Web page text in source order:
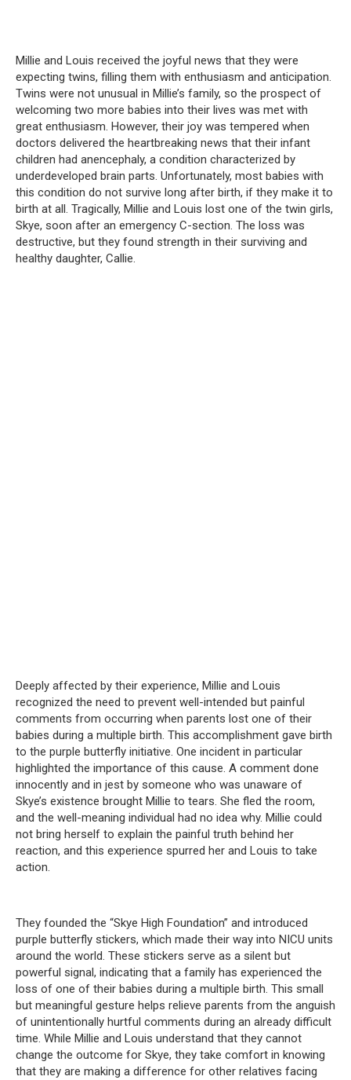
Millie and Louis received the joyful news that they were
expecting twins, filling them with enthusiasm and anticipation.
Twins were not unusual in Millie’s family, so the prospect of
welcoming two more babies into their lives was met with
great enthusiasm. However, their joy was tempered when
doctors delivered the heartbreaking news that their infant
children had anencephaly, a condition characterized by
underdeveloped brain parts. Unfortunately, most babies with
this condition do not survive long after birth, if they make it to
birth at all. Tragically, Millie and Louis lost one of the twin girls,
Skye, soon after an emergency C-section. The loss was
destructive, but they found strength in their surviving and
healthy daughter, Callie.
Deeply affected by their experience, Millie and Louis
recognized the need to prevent well-intended but painful
comments from occurring when parents lost one of their
babies during a multiple birth. This accomplishment gave birth
to the purple butterfly initiative. One incident in particular
highlighted the importance of this cause. A comment done
innocently and in jest by someone who was unaware of
Skye’s existence brought Millie to tears. She fled the room,
and the well-meaning individual had no idea why. Millie could
not bring herself to explain the painful truth behind her
reaction, and this experience spurred her and Louis to take
action.
They founded the “Skye High Foundation” and introduced
purple butterfly stickers, which made their way into NICU units
around the world. These stickers serve as a silent but
powerful signal, indicating that a family has experienced the
loss of one of their babies during a multiple birth. This small
but meaningful gesture helps relieve parents from the anguish
of unintentionally hurtful comments during an already difficult
time. While Millie and Louis understand that they cannot
change the outcome for Skye, they take comfort in knowing
that they are making a difference for other relatives facing